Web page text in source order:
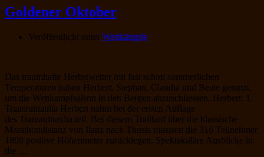
Goldener Oktober
Veröffentlicht unter Wettkämpfe
Das traumhafte Herbstwetter mit fast schon sommerlichen
Temperaturen haben Herbert, Stephan, Claudia und Beate genutzt,
um die Wettkampfsaison in den Bergen abzuschliessen. Herbert: 1.
Transruinaulta Herbert nahm bei der ersten Auflage
des Transruinaulta teil. Bei diesem Traillauf über die klassische
Marathondistanz von Ilanz nach Thusis mussten die 316 Teilnehmer
1800 positive Höhenmeter zurücklegen. Spektakuläre Ausblicke in
die …